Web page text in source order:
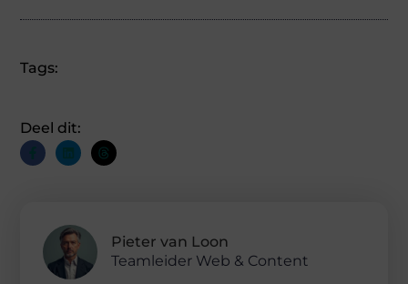
Tags:
Deel dit:
Pieter van Loon
Teamleider Web & Content